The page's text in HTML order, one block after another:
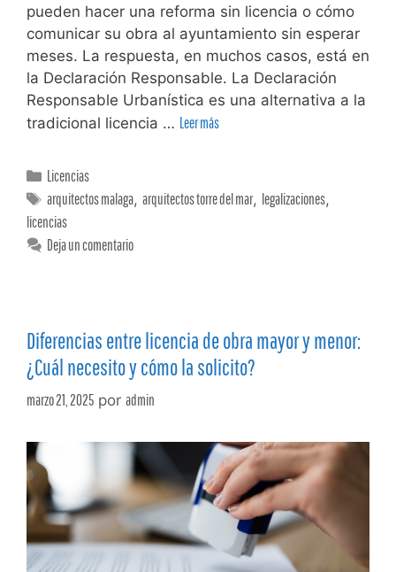
pueden hacer una reforma sin licencia o cómo
comunicar su obra al ayuntamiento sin esperar
meses. La respuesta, en muchos casos, está en
la Declaración Responsable. La Declaración
Responsable Urbanística es una alternativa a la
tradicional licencia … Leer más
Licencias
arquitectos malaga,arquitectos torre del mar, legalizaciones,
licencias
Deja un comentario
Diferencias entre licencia de obra mayor y menor:
¿Cuál necesito y cómo la solicito?
marzo 21, 2025 por admin